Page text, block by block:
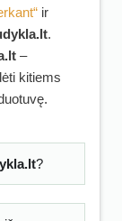
ir
.
–
kitiems
?